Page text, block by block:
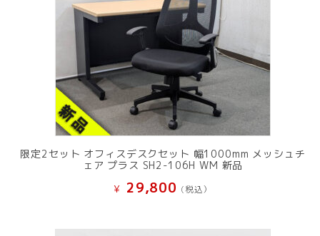
限定2セット オフィスデスクセット 幅1000mm メッシュチ
ェア プラス SH2-106H WM 新品
¥ 29,800 (税込）